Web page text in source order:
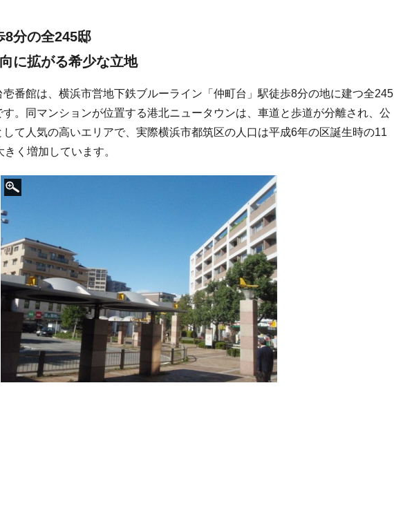
8分の全245邸
に拡がる希少な立地
番館は、横浜市営地下鉄ブルーライン「仲町台」駅徒歩8分の地に建つ全245
。同マンションが位置する港北ニュータウンは、車道と歩道が分離され、公
て人気の高いエリアで、実際横浜市都筑区の人口は平成6年の区誕生時の11
く増加しています。